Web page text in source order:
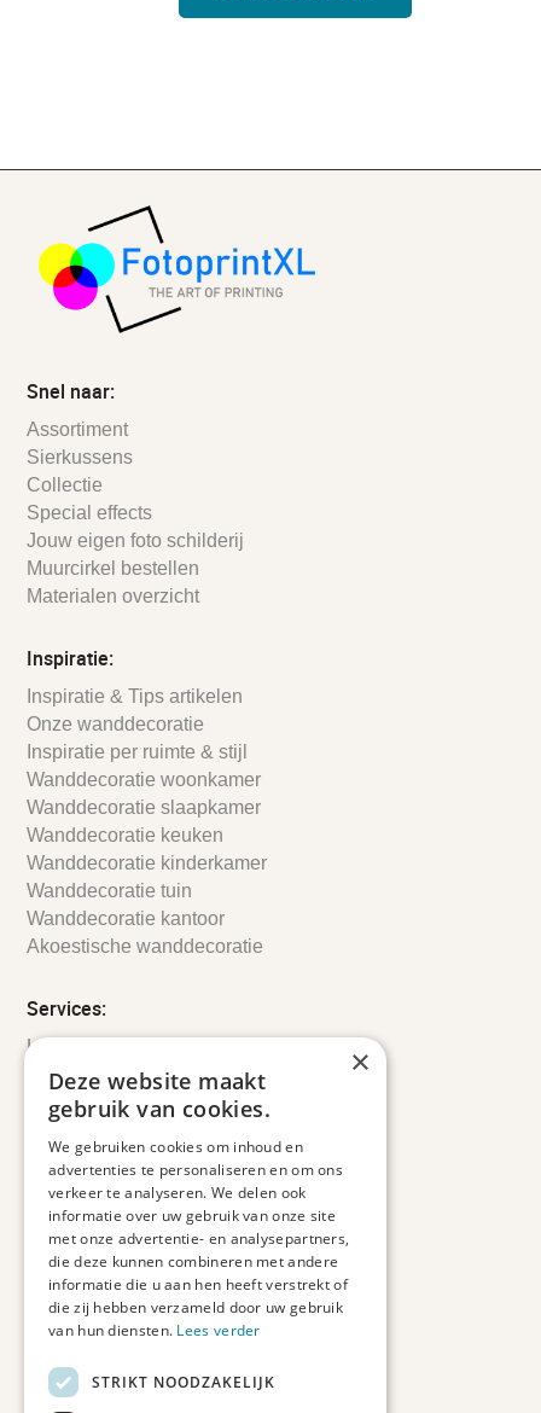
Snel naar:
Assortiment
Sierkussens
Collectie
Special effects
Jouw eigen foto schilderij
Muurcirkel bestellen
Materialen overzicht
Inspiratie:
Inspiratie & Tips artikelen
Onze wanddecoratie
Inspiratie per ruimte & stijl
Wanddecoratie woonkamer
Wanddecoratie slaapkamer
Wanddecoratie keuken
Wanddecoratie kinderkamer
Wanddecoratie tuin
Wanddecoratie kantoor
Akoestische wanddecoratie
Services:
Leveringsinformatie
Retourbeleid
Informatie
Veelgestelde vragen
Duurzaam ondernemen
Contact informatie
Etienne de Pinedaweg 34
3711 CH, Austerlitz
Nederland
info@fotoprintxl.nl
×
Deze website maakt
gebruik van cookies.
We gebruiken cookies om inhoud en
advertenties te personaliseren en om ons
verkeer te analyseren. We delen ook
informatie over uw gebruik van onze site
met onze advertentie- en analysepartners,
die deze kunnen combineren met andere
informatie die u aan hen heeft verstrekt of
die zij hebben verzameld door uw gebruik
van hun diensten. Lees verder
STRIKT NOODZAKELIJK